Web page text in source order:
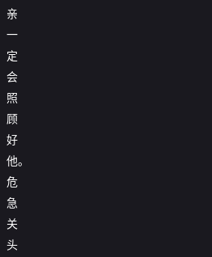
亲
一
定
会
照
顾
好
他。
危
急
关
头